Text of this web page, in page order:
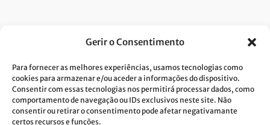
Gerir o Consentimento
Para fornecer as melhores experiências, usamos tecnologias como
cookies para armazenar e/ou aceder a informações do dispositivo.
Consentir com essas tecnologias nos permitirá processar dados, como
comportamento de navegação ou IDs exclusivos neste site. Não
consentir ou retirar o consentimento pode afetar negativamante
certos recursos e funções.
Doy mi consentimiento para el tratamiento de datos y
acepto la política de privacidad.*